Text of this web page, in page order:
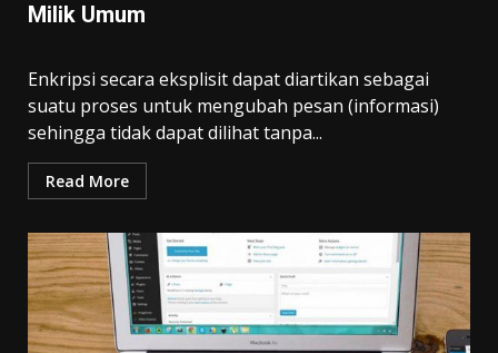
Milik Umum
Enkripsi secara eksplisit dapat diartikan sebagai
suatu proses untuk mengubah pesan (informasi)
sehingga tidak dapat dilihat tanpa...
Read More